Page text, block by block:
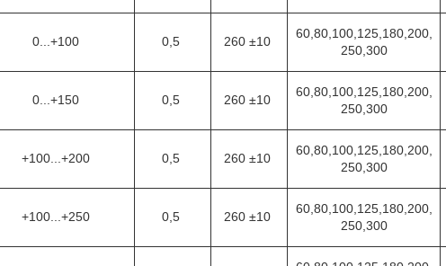
0...+100 0,5 260 ±10
60,80,100,125,180,200,
250,300
0...+150 0,5 260 ±10
60,80,100,125,180,200,
250,300
+100...+200 0,5 260 ±10
60,80,100,125,180,200,
250,300
+100...+250 0,5 260 ±10
60,80,100,125,180,200,
250,300